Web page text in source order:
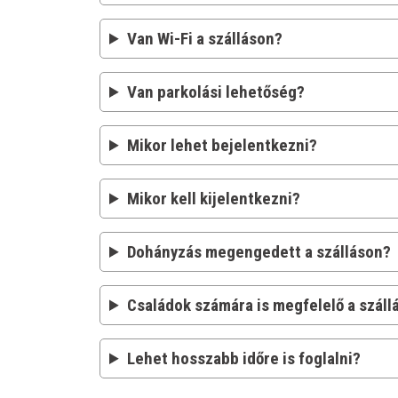
Van Wi-Fi a szálláson?
Van parkolási lehetőség?
Mikor lehet bejelentkezni?
Mikor kell kijelentkezni?
Dohányzás megengedett a szálláson?
Családok számára is megfelelő a
Lehet hosszabb időre is foglalni?